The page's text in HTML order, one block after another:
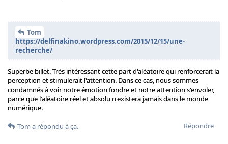
Tom
https://delfinakino.wordpress.com/2015/12/15/une-
recherche/
Superbe billet. Très intéressant cette part d'aléatoire qui renforcerait la
perception et stimulerait l'attention. Dans ce cas, nous sommes
condamnés à voir notre émotion fondre et notre attention s'envoler,
parce que l'aléatoire réel et absolu n'existera jamais dans le monde
numérique.
Répondre
Tom a répondu à ça.